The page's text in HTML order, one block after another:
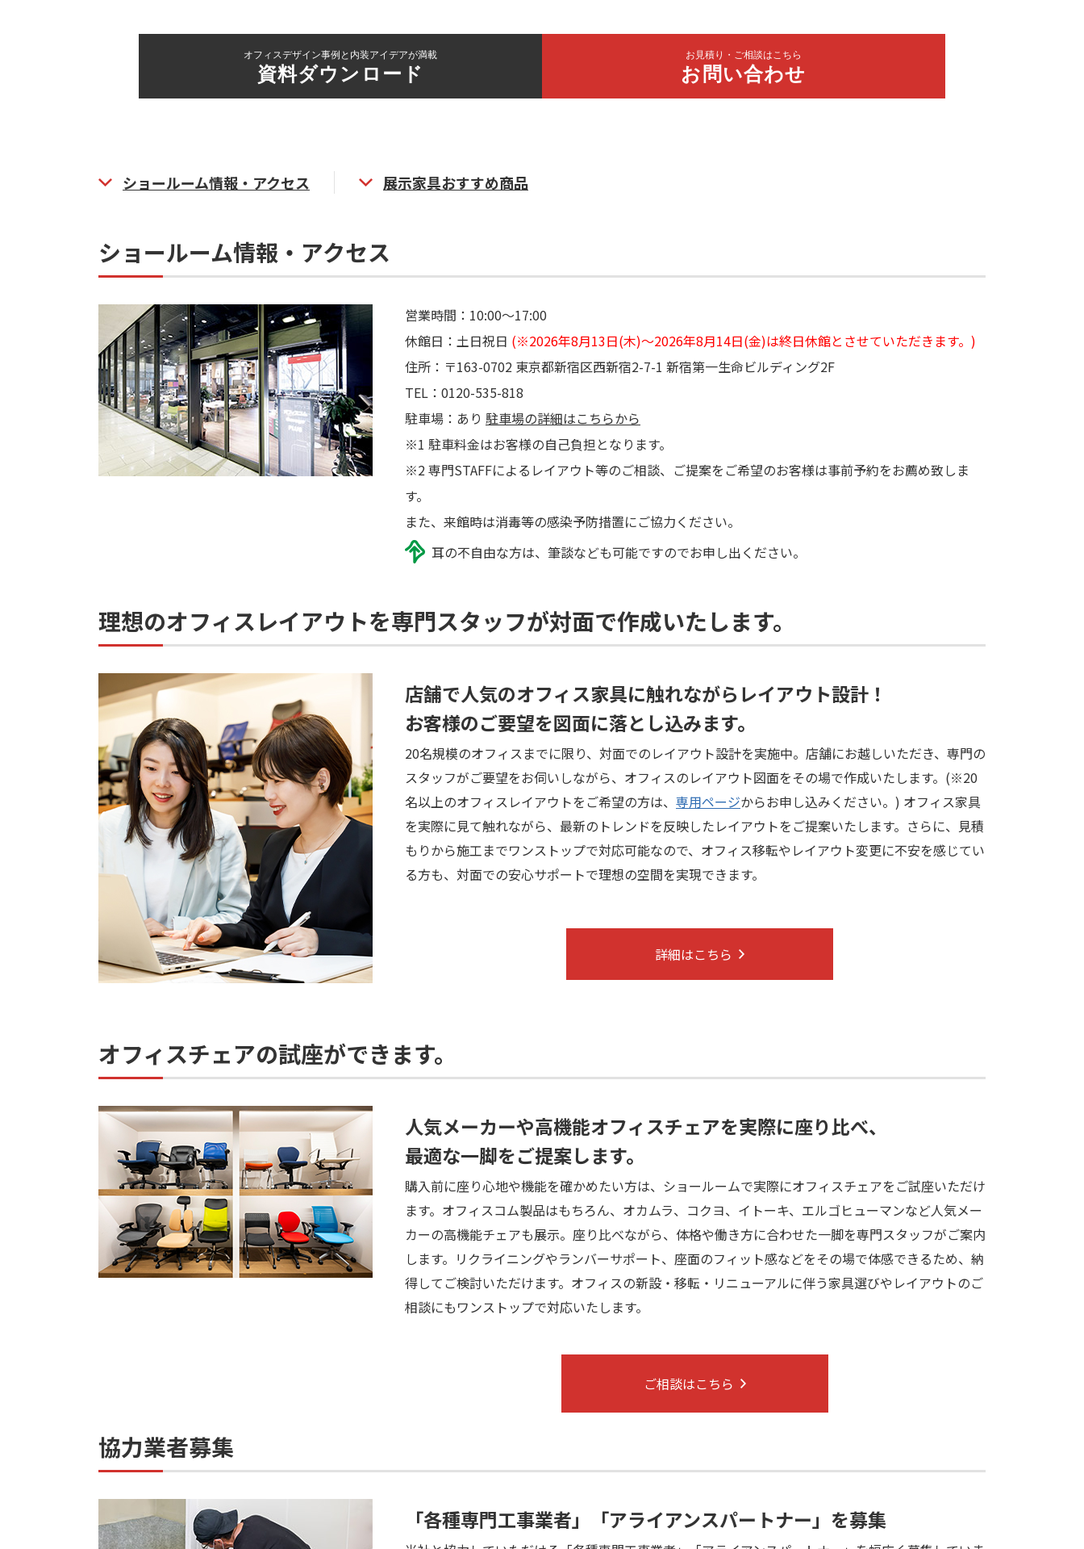
オフィスデザイン事例と内装アイデアが満載
資料ダウンロード
お見積り・ご相談はこちら
お問い合わせ
ショールーム情報・アクセス 展示家具おすすめ商品
ショールーム情報・アクセス
営業時間：10:00～17:00
休館日：土日祝日 (※2026年8月13日(木)～2026年8月14日(金)は終日休館とさせていただきます。)
住所：〒163-0702 東京都新宿区西新宿2-7-1 新宿第一生命ビルディング2F
TEL：0120-535-818
駐車場：あり 駐車場の詳細はこちらから
※1 駐車料金はお客様の自己負担となります。
※2 専門STAFFによるレイアウト等のご相談、ご提案をご希望のお客様は事前予約をお薦め致しま
す。
また、来館時は消毒等の感染予防措置にご協力ください。
耳の不自由な方は、筆談なども可能ですのでお申し出ください。
理想のオフィスレイアウトを専門スタッフが対面で作成いたします。
店舗で人気のオフィス家具に触れながらレイアウト設計！
お客様のご要望を図面に落とし込みます。
20名規模のオフィスまでに限り、対面でのレイアウト設計を実施中。店舗にお越しいただき、専門の
スタッフがご要望をお伺いしながら、オフィスのレイアウト図面をその場で作成いたします。(※20
名以上のオフィスレイアウトをご希望の方は、 専用ページからお申し込みください。) オフィス家具
を実際に見て触れながら、最新のトレンドを反映したレイアウトをご提案いたします。さらに、見積
もりから施工までワンストップで対応可能なので、オフィス移転やレイアウト変更に不安を感じてい
る方も、対面での安心サポートで理想の空間を実現できます。
詳細はこちら
オフィスチェアの試座ができます。
人気メーカーや高機能オフィスチェアを実際に座り比べ、
最適な一脚をご提案します。
購入前に座り心地や機能を確かめたい方は、ショールームで実際にオフィスチェアをご試座いただけ
ます。オフィスコム製品はもちろん、オカムラ、コクヨ、イトーキ、エルゴヒューマンなど人気メー
カーの高機能チェアも展示。座り比べながら、体格や働き方に合わせた一脚を専門スタッフがご案内
します。リクライニングやランバーサポート、座面のフィット感などをその場で体感できるため、納
得してご検討いただけます。オフィスの新設・移転・リニューアルに伴う家具選びやレイアウトのご
相談にもワンストップで対応いたします。
ご相談はこちら
協力業者募集
「各種専門工事業者」「アライアンスパートナー」を募集